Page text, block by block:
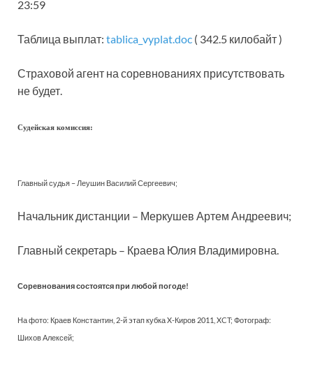
23:59
Таблица выплат: tablica_vyplat.doc ( 342.5 килобайт )
Страховой агент на соревнованиях присутствовать
не будет.
Судейская комиссия:
Главный судья – Леушин Василий Сергеевич;
Начальник дистанции – Меркушев Артем Андреевич;
Главный секретарь – Краева Юлия Владимировна.
Соревнования состоятся при любой погоде!
На фото: Краев Константин, 2-й этап кубка X-Киров 2011, XCT; Фотограф:
Шихов Алексей;